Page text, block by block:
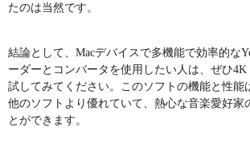
たのは当然です。
結論として、Macデバイスで多機能で効率的な
ーダーとコンバータを使用したい人は、ぜひ4K
試してみてください。このソフトの機能と性能
他のソフトより優れていて、熱心な音楽愛好家
とができます。